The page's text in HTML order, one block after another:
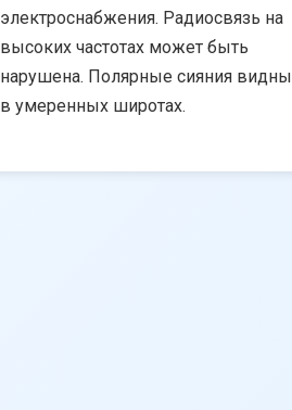
электроснабжения. Радиосвязь на
высоких частотах может быть
нарушена. Полярные сияния видны
в умеренных широтах.